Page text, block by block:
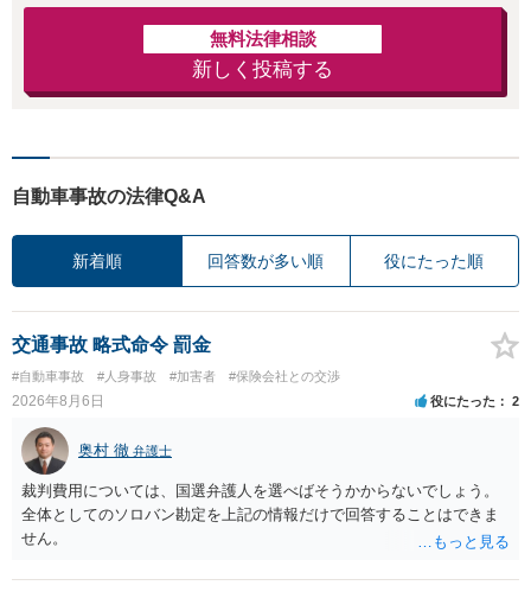
無料法律相談
新しく投稿する
自動車事故の法律Q&A
新着順 回答数が多い順 役にたった順
交通事故 略式命令 罰金
#自動車事故 #人身事故 #加害者 #保険会社との交渉
2026年8月6日 役にたった 2
奥村 徹 弁護士
裁判費用については、国選弁護人を選べばそうかからないでしょう。
全体としてのソロバン勘定を上記の情報だけで回答することはできま
せん。